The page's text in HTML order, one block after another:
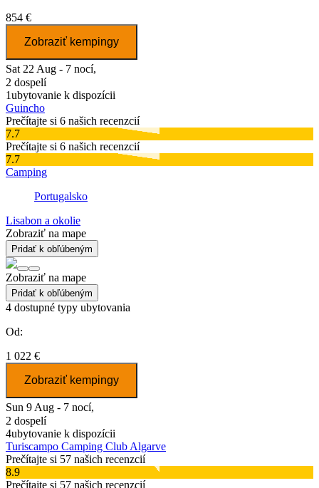
854 €
Zobraziť kempingy
Sat 22 Aug - 7 nocí,
2 dospelí
1ubytovanie k dispozícii
Guincho
Prečítajte si 6 našich recenzcií
7.7
Prečítajte si 6 našich recenzcií
7.7
Camping
Portugalsko
Lisabon a okolie
Zobraziť na mape
Pridať k obľúbeným
Zobraziť na mape
Pridať k obľúbeným
4 dostupné typy ubytovania
Od:
1 022 €
Zobraziť kempingy
Sun 9 Aug - 7 nocí,
2 dospelí
4ubytovanie k dispozícii
Turiscampo Camping Club Algarve
Prečítajte si 57 našich recenzcií
8.9
Prečítajte si 57 našich recenzcií